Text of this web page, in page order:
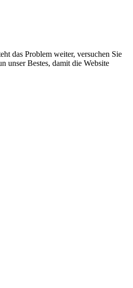
das Problem weiter, versuchen Sie
unser Bestes, damit die Website